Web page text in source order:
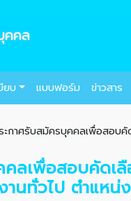
คคล
ยบ แบบฟอร์ม ข่าวสาร
ะกาศรับสมัครบุคคลเพื่อสอบ
คลเพื่อสอบคัดเ
นทั่วไป ตำแหน่